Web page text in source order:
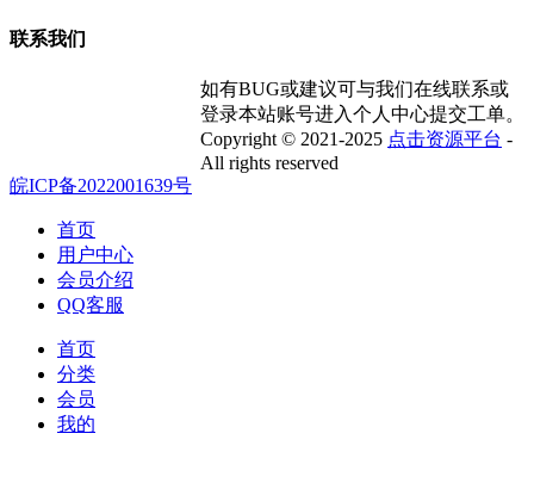
联系我们
如有BUG或建议可与我们在线联系或
登录本站账号进入个人中心提交工单。
Copyright © 2021-2025 点击资源平台 -
All rights reserved
皖ICP备2022001639号
首页
用户中心
会员介绍
QQ客服
首页
分类
会员
我的